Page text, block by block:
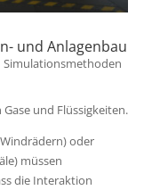
und Anlagenbau
Simulationsmethoden
und Flüssigkeiten.
oder
müssen
die Interaktion